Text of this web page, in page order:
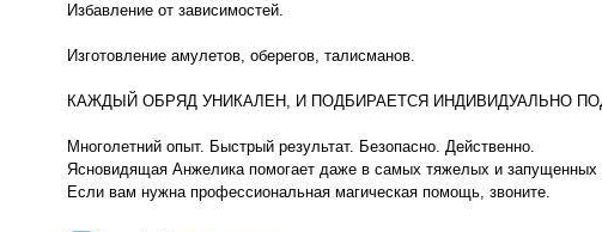
Избавление от зависимостей.
Изготовление амулетов, оберегов, талисманов.
КАЖДЫЙ ОБРЯД УНИКАЛЕН, И ПОДБИРАЕТСЯ ИНДИВИДУАЛЬНО
Многолетний опыт. Быстрый результат. Безопасно. Действенно.
Ясновидящая Анжелика помогает даже в самых тяжелых и запущенных
Если вам нужна профессиональная магическая помощь, звоните.